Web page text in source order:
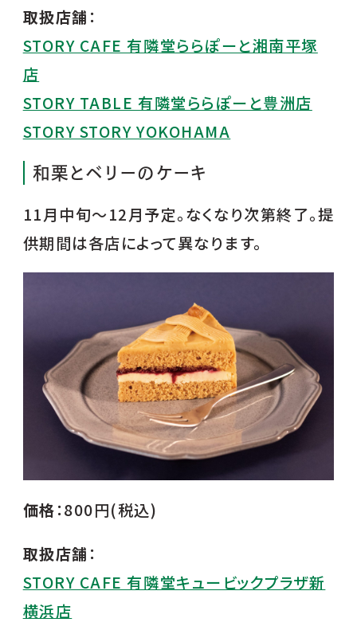
取扱店舗 ：
STORY CAFE 有隣堂ららぽーと湘南平塚
店
STORY TABLE 有隣堂ららぽーと豊洲店
STORY STORY YOKOHAMA
和栗とベリーのケーキ
11月中旬～12月予定。なくなり次第終了。提
供期間は各店によって異なります。
価格：800円(税込)
取扱店舗 ：
STORY CAFE 有隣堂キュービックプラザ新
横浜店